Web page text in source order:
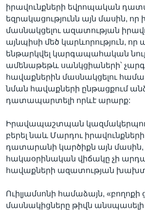
իրավունքների եվրոպական
եզրակացությունն այն մասին, որ
մասնակցելու ազատության
այնպիսի մեծ կարևորություն, որ
ենթարկվել կարգապահական
ամենաթեթև սանկցիաների՝
հավաքներին մասնակցելու
նման հավաքների ընթացքում
դատապարտելի որևէ արարք:
Իրավապաշտպան
բերել նաև Մարդու
դատարանի կարծիքն այն մասին,
հակաօրինական վիճակը չի
հավաքների ազատության
Ուիլյամսոնի համաձայն, «բողոքի
մասնակիցները թիվն անսպասելի